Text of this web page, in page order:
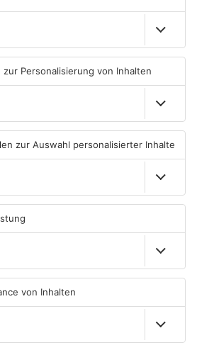
und Ordnung ist nicht allein eine
sondern eine
Aufgabe. Mit der freiwilligen und
verantwortungsbewusster
in das bayerische Sicherheitskonzept
Sicherheitsarbeit kann nur in
Polizei und der Bevölkerung
der Sicherheitswacht?
und Vorkommnisse.
und aufmerksame Ansprechpartner
Mitbürgern sowohl für
mit Rat und Tat zur Verfügung.
Ihre Anwesenheit möglichen
präventiv entgegen und stärken
der Bevölkerung.
mit der Polizei kleinere